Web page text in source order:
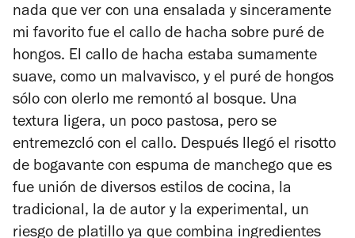
nada que ver con una ensalada y sinceramente
mi favorito fue el callo de hacha sobre puré de
hongos. El callo de hacha estaba sumamente
suave, como un malvavisco, y el puré de hongos
sólo con olerlo me remontó al bosque. Una
textura ligera, un poco pastosa, pero se
entremezcló con el callo. Después llegó el risotto
de bogavante con espuma de manchego que es
fue unión de diversos estilos de cocina, la
tradicional, la de autor y la experimental, un
riesgo de platillo ya que combina ingredientes